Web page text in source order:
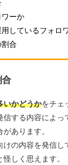
ーか
しているフォロ
合
合
いかどうかをチェ
信する内容によっ
あります。
けの内容を発信し
しく思えます。